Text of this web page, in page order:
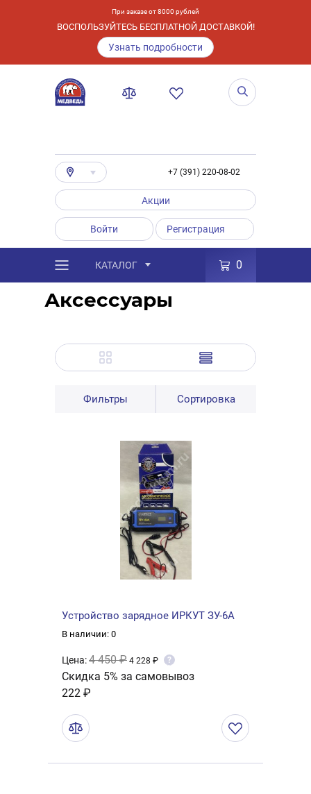
При заказе от 8000 рублей
ВОСПОЛЬЗУЙТЕСЬ БЕСПЛАТНОЙ ДОСТАВКОЙ!
Узнать подробности
+7 (391) 220-08-02
Акции
Войти Регистрация
КАТАЛОГ 0
Каталог / Товары Аксессуары
Аксессуары
Фильтры Сортировка
Устройство зарядное ИРКУТ ЗУ-6А
В наличии: 0
Цена:4 450 ₽ 4 228 ₽ ?
Скидка 5% за самовывоз
222 ₽